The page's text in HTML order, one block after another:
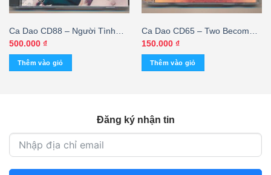
Ca Dao CD88 – Người Tình
Không Đến – Trường Vũ –
Thanh Thu (KGTUS)
500.000 ₫
Thêm vào giỏ
Ca Dao CD65 – Two Become
One – cái
150.000 ₫
Thêm vào giỏ
Đăng ký nhận tin